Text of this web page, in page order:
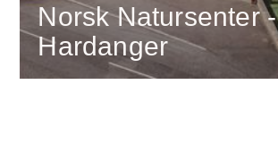
Norsk Natursenter -
Hardanger